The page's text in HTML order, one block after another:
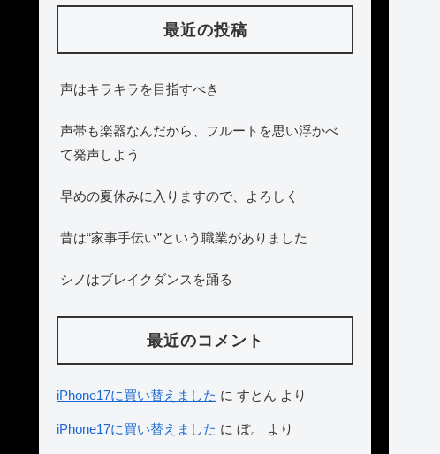
最近の投稿
声はキラキラを目指すべき
声帯も楽器なんだから、フルートを思い浮かべ
て発声しよう
早めの夏休みに入りますので、よろしく
昔は“家事手伝い”という職業がありました
シノはブレイクダンスを踊る
最近のコメント
iPhone17に買い替えました に すとん より
iPhone17に買い替えました に ぼ。 より